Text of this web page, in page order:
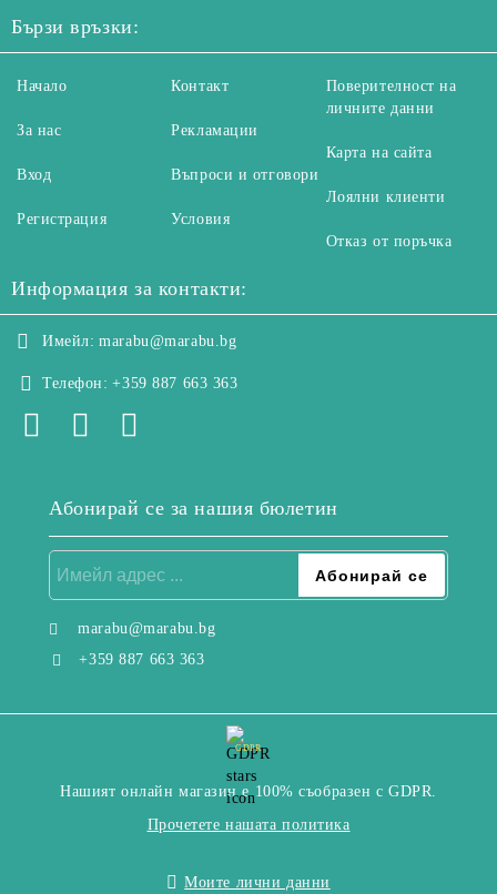
Бързи връзки:
Начало
За нас
Вход
Регистрация
Контакт
Рекламации
Въпроси и отговори
Условия
Поверителност на
личните данни
Карта на сайта
Лоялни клиенти
Отказ от поръчка
Информация за контакти:
Имейл: marabu@marabu.bg
Телефон: +359 887 663 363
Абонирай се за нашия бюлетин
marabu@marabu.bg
+359 887 663 363
GDPR
Нашият онлайн магазин е 100% съобразен с GDPR.
Прочетете нашата политика
Моите лични данни